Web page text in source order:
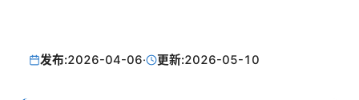
发布:2026-04-06· 更新:2026-05-10